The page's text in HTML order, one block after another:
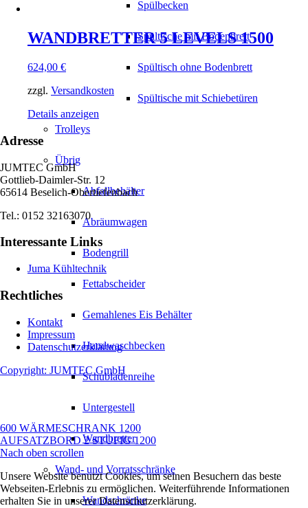
Spülbecken
Spültische mit Bodenbrett
Spültisch ohne Bodenbrett
Spültische mit Schiebetüren
Trolleys
Übrig
Abfallbehälter
Abräumwagen
Bodengrill
Fettabscheider
Gemahlenes Eis Behälter
Handwaschbecken
Schubladenreihe
Untergestell
Wandbretter
Wand- und Vorratsschränke
Wandschränke
WANDBRETTER 5 LEVELS 1500
624,00 €
zzgl. Versandkosten
Details anzeigen
Adresse
JUMTEC GmbH
Gottlieb-Daimler-Str. 12
65614 Beselich-Obertiefenbach
Tel.: 0152 32163070
Interessante Links
Juma Kühltechnik
Rechtliches
Kontakt
Impressum
Datenschutzerklärung
Copyright: JUMTEC GmbH
600 WÄRMESCHRANK 1200
AUFSATZBORD 2 STUFIG 1200
Nach oben scrollen
Unsere Website benutzt Cookies, um seinen Besuchern das beste
Webseiten-Erlebnis zu ermöglichen. Weiterführende Informationen
erhalten Sie in unserer Datenschutzerklärung.